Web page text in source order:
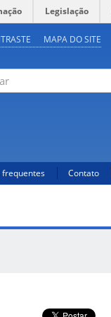
Legislação
MAPA DO SITE
frequentes Contato